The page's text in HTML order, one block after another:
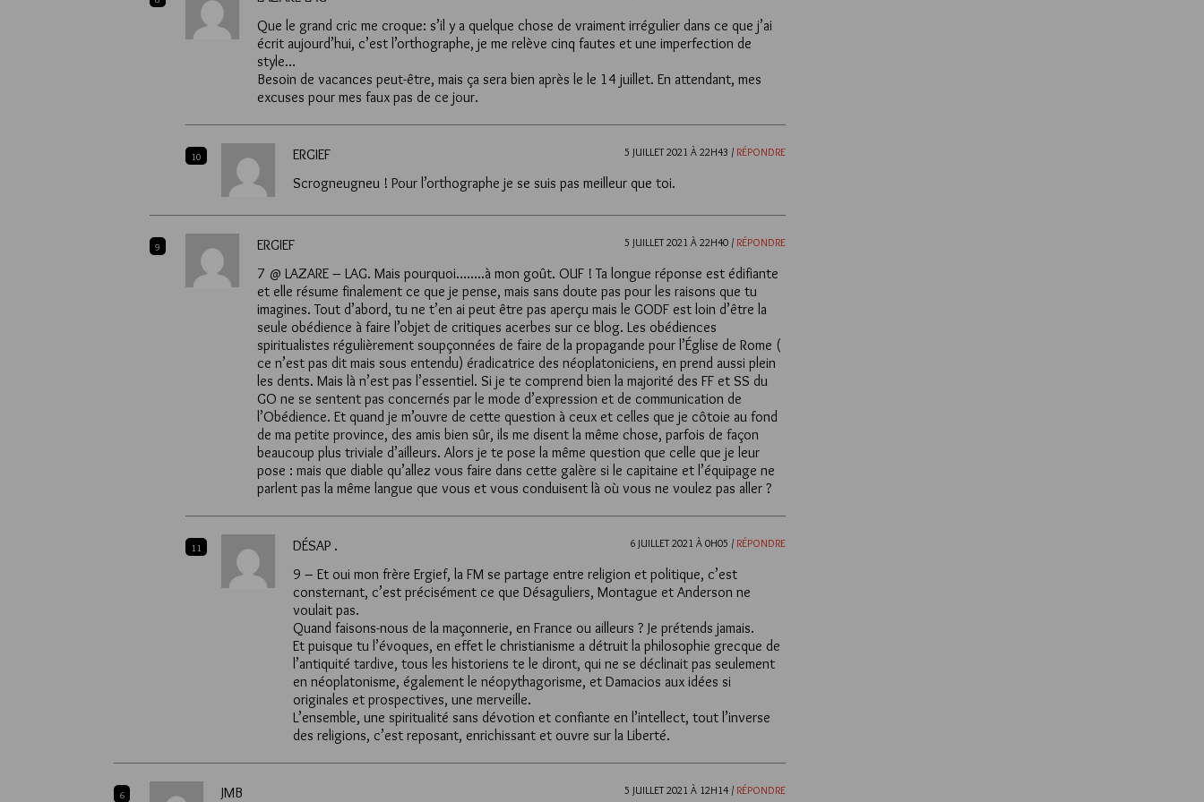
Que le grand cric me croque: s’il y a quelque chose de vraiment irrégulier dans ce que j’ai
écrit aujourd’hui, c’est l’orthographe, je me relève cinq fautes et une imperfection de
style…
Besoin de vacances peut-être, mais ça sera bien après le le 14 juillet. En attendant, mes
excuses pour mes faux pas de ce jour.
10 ERGIEF 5 JUILLET 2021 À 22H43 / RÉPONDRE
Scrogneugneu ! Pour l’orthographe je se suis pas meilleur que toi.
9 ERGIEF 5 JUILLET 2021 À 22H40 / RÉPONDRE
7 @ LAZARE – LAG. Mais pourquoi……..à mon goût. OUF ! Ta longue réponse est édifiante
et elle résume finalement ce que je pense, mais sans doute pas pour les raisons que tu
imagines. Tout d’abord, tu ne t’en ai peut être pas aperçu mais le GODF est loin d’être la
seule obédience à faire l’objet de critiques acerbes sur ce blog. Les obédiences
spiritualistes régulièrement soupçonnées de faire de la propagande pour l’Église de Rome (
ce n’est pas dit mais sous entendu) éradicatrice des néoplatoniciens, en prend aussi plein
les dents. Mais là n’est pas l’essentiel. Si je te comprend bien la majorité des FF et SS du
GO ne se sentent pas concernés par le mode d’expression et de communication de
l’Obédience. Et quand je m’ouvre de cette question à ceux et celles que je côtoie au fond
de ma petite province, des amis bien sûr, ils me disent la même chose, parfois de façon
beaucoup plus triviale d’ailleurs. Alors je te pose la même question que celle que je leur
pose : mais que diable qu’allez vous faire dans cette galère si le capitaine et l’équipage ne
parlent pas la même langue que vous et vous conduisent là où vous ne voulez pas aller ?
11 DÉSAP . 6 JUILLET 2021 À 0H05 / RÉPONDRE
9 – Et oui mon frère Ergief, la FM se partage entre religion et politique, c’est
consternant, c’est précisément ce que Désaguliers, Montague et Anderson ne
voulait pas.
Quand faisons-nous de la maçonnerie, en France ou ailleurs ? Je prétends jamais.
Et puisque tu l’évoques, en effet le christianisme a détruit la philosophie grecque de
l’antiquité tardive, tous les historiens te le diront, qui ne se déclinait pas seulement
en néoplatonisme, également le néopythagorisme, et Damacios aux idées si
originales et prospectives, une merveille.
L’ensemble, une spiritualité sans dévotion et confiante en l’intellect, tout l’inverse
des religions, c’est reposant, enrichissant et ouvre sur la Liberté.
6 JMB 5 JUILLET 2021 À 12H14 / RÉPONDRE